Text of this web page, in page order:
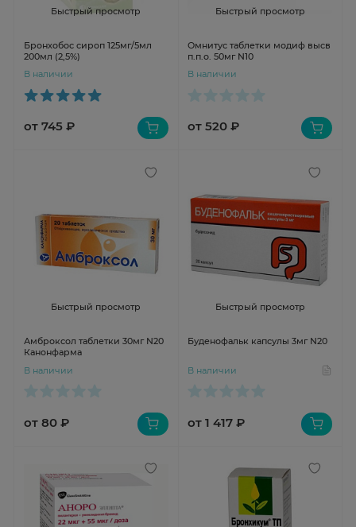
Быстрый просмотр
Бронхобос сироп 125мг/5мл
200мл (2,5%)
В наличии
от 745 ₽
Быстрый просмотр
Омнитус таблетки модиф высв
п.п.о. 50мг N10
В наличии
от 520 ₽
Быстрый просмотр
Амброксол таблетки 30мг N20
Канонфарма
В наличии
от 80 ₽
Быстрый просмотр
Буденофальк капсулы 3мг N20
В наличии
от 1 417 ₽